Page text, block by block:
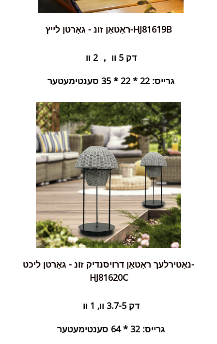
ראַטאַן זונ - גאָרטן לייץ-HJ81619B
דק 5 וו ， 2 וו
גרייס: 22 * ​​22 * ​​35 סענטימעטער
נאַטירלעך ראַטאַן דרויסנדיק זונ - גאָרטן ליכט-
HJ81620C
דק 3.7-5 וו, 1 וו
גרייס: 32 * 64 סענטימעטער